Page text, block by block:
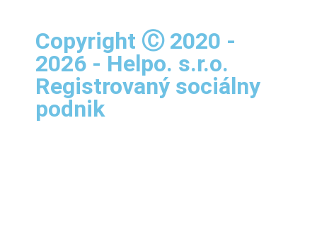
Copyright Ⓒ 2020 -
2026 - Helpo. s.r.o.
Registrovaný sociálny
podnik